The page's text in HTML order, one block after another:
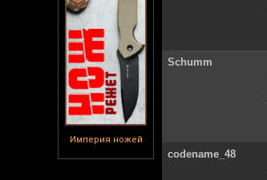
Империя ножей
Schumm
codename_48